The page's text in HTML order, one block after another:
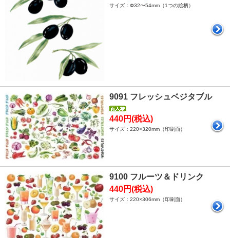
サイズ：Φ32〜54mm（1つの絵柄）
9091 フレッシュベジタブル
440円(税込)
サイズ：220×320mm（印刷面）
9100 フルーツ＆ドリンク
440円(税込)
サイズ：220×306mm（印刷面）